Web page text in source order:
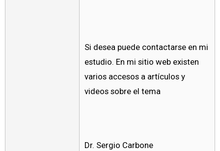
Si desea puede contactarse en mi
estudio. En mi sitio web existen
varios accesos a artículos y
videos sobre el tema
Dr. Sergio Carbone